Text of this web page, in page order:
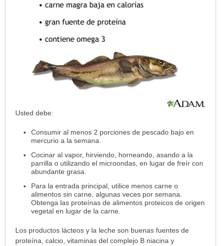
Usted debe:
Consumir al menos 2 porciones de pescado bajo en
mercurio a la semana.
Cocinar al vapor, hirviendo, horneando, asando a la
parrilla o utilizando el microondas, en lugar de freír con
abundante grasa.
Para la entrada principal, utilice menos carne o
alimentos sin carne, algunas veces por semana.
Obtenga las proteínas de alimentos proteicos de origen
vegetal en lugar de la carne.
Los productos lácteos y la leche son buenas fuentes de
proteína, calcio, vitaminas del complejo B niacina y